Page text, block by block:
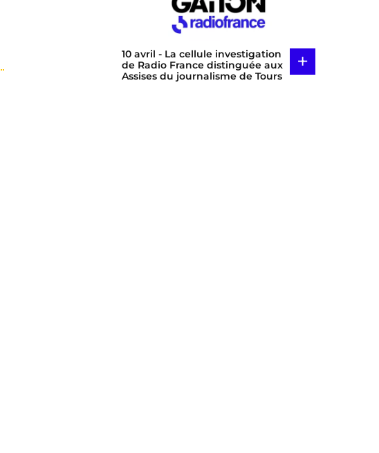
10 avril - La cellule investigation
de Radio France distinguée aux
Assises du journalisme de Tours
+